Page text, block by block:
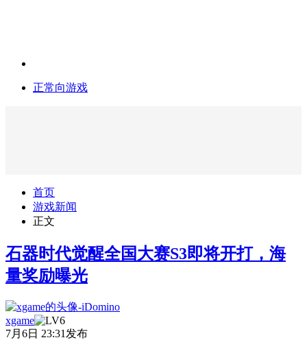
正常向游戏
首页
游戏新闻
正文
石器时代觉醒全国大赛S3即将开打，海
量奖励曝光
xgame
7月6日 23:31发布